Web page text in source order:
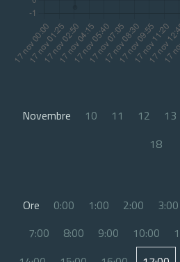
Novembre 10 11 12 13
18
Ore 0:00 1:00 2:00 3:00
7:00
8:00 9:00 10:00